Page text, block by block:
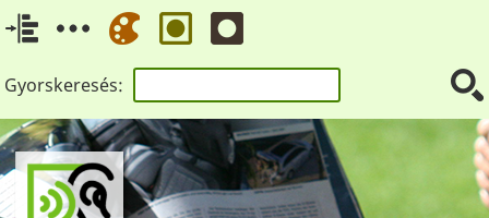
Gyorskeresés: